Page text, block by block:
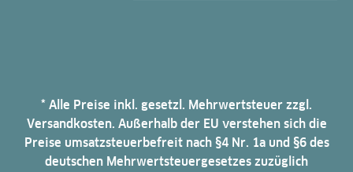
* Alle Preise inkl. gesetzl. Mehrwertsteuer zzgl.
Versandkosten. Außerhalb der EU verstehen sich die
Preise umsatzsteuerbefreit nach §4 Nr. 1a und §6 des
deutschen Mehrwertsteuergesetzes zuzüglich